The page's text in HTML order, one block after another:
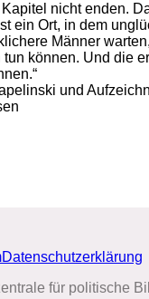
nicht enden.
ein Ort, in dem
Männer
können. Und die
und
Datenschutzerklärung
für politische